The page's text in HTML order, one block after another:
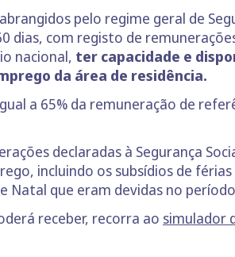
pelo regime geral de
com registo de
nacional, ter capacidade e
da área de residência.
a 65% da remuneração de
declaradas à Segurança
incluindo os subsídios de
Natal que eram devidas no
receber, recorra ao simulador